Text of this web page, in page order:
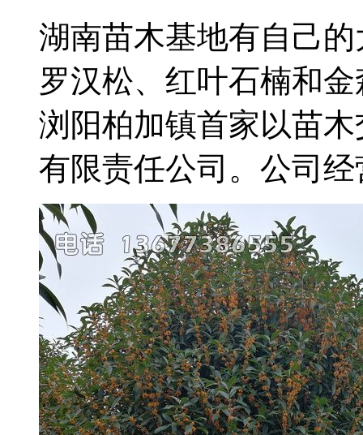
湖南苗木基地有自己
罗汉松、红叶石楠和
浏阳柏加镇首家以苗
有限责任公司。公司经